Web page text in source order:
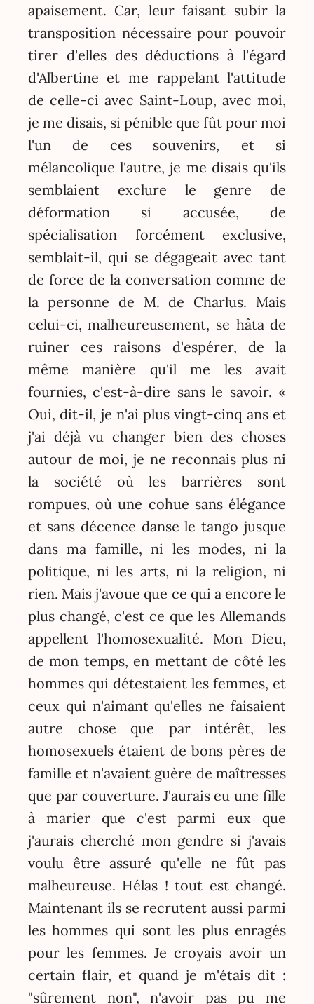
apaisement. Car, leur faisant subir la
transposition nécessaire pour pouvoir
tirer d'elles des déductions à l'égard
d'Albertine et me rappelant l'attitude
de celle-ci avec Saint-Loup, avec moi,
je me disais, si pénible que fût pour moi
l'un de ces souvenirs, et si
mélancolique l'autre, je me disais qu'ils
semblaient exclure le genre de
déformation si accusée, de
spécialisation forcément exclusive,
semblait-il, qui se dégageait avec tant
de force de la conversation comme de
la personne de M. de Charlus. Mais
celui-ci, malheureusement, se hâta de
ruiner ces raisons d'espérer, de la
même manière qu'il me les avait
fournies, c'est-à-dire sans le savoir. «
Oui, dit-il, je n'ai plus vingt-cinq ans et
j'ai déjà vu changer bien des choses
autour de moi, je ne reconnais plus ni
la société où les barrières sont
rompues, où une cohue sans élégance
et sans décence danse le tango jusque
dans ma famille, ni les modes, ni la
politique, ni les arts, ni la religion, ni
rien. Mais j'avoue que ce qui a encore le
plus changé, c'est ce que les Allemands
appellent l'homosexualité. Mon Dieu,
de mon temps, en mettant de côté les
hommes qui détestaient les femmes, et
ceux qui n'aimant qu'elles ne faisaient
autre chose que par intérêt, les
homosexuels étaient de bons pères de
famille et n'avaient guère de maîtresses
que par couverture. J'aurais eu une fille
à marier que c'est parmi eux que
j'aurais cherché mon gendre si j'avais
voulu être assuré qu'elle ne fût pas
malheureuse. Hélas ! tout est changé.
Maintenant ils se recrutent aussi parmi
les hommes qui sont les plus enragés
pour les femmes. Je croyais avoir un
certain flair, et quand je m'étais dit :
"sûrement non", n'avoir pas pu me